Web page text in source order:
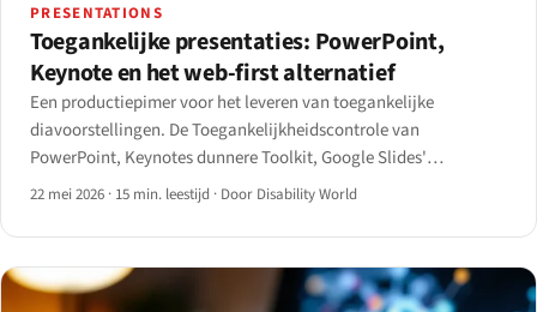
PRESENTATIONS
Toegankelijke presentaties: PowerPoint,
Keynote en het web-first alternatief
Een productiepimer voor het leveren van toegankelijke
diavoorstellingen. De Toegankelijkheidscontrole van
PowerPoint, Keynotes dunnere Toolkit, Google Slides'
inhaalslag van 2024, en het web-first pad via Reveal.js, Slidev en
22 mei 2026 · 15 min. leestijd · Door Disability World